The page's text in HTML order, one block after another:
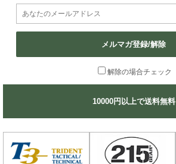
メルマガ登録/解除
解除の場合チェック
10000円以上で送料無料